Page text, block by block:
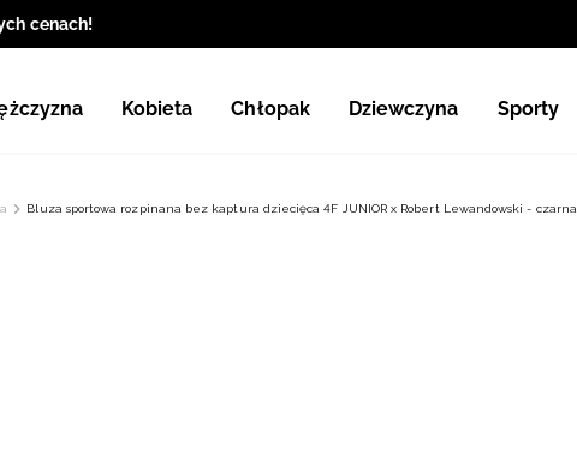
cenach!
Kobieta Chłopak Dziewczyna Sporty
Bluza sportowa rozpinana bez kaptura dziecięca 4F JUNIOR x Robert Lewandowski - czarna